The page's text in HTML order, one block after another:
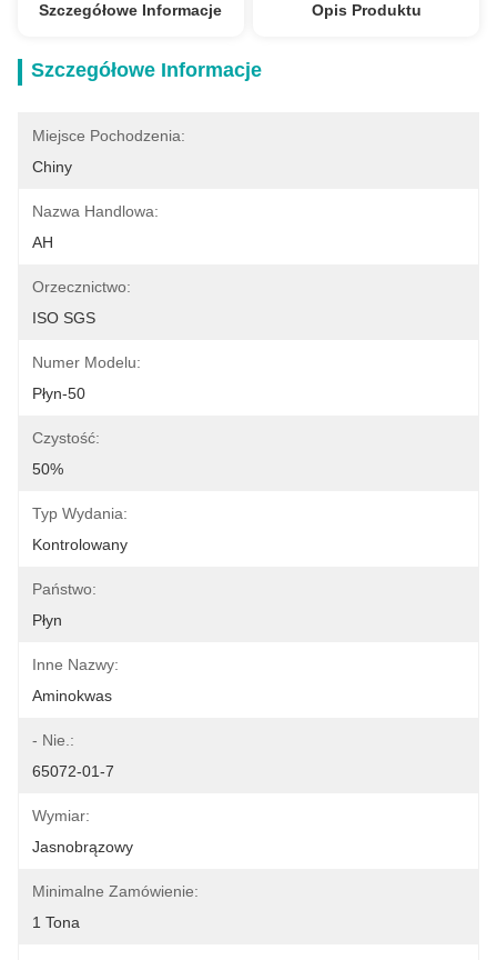
Szczegółowe Informacje Opis Produktu
Szczegółowe Informacje
Miejsce Pochodzenia:
Chiny
Nazwa Handlowa:
AH
Orzecznictwo:
ISO SGS
Numer Modelu:
Płyn-50
Czystość:
50%
Typ Wydania:
Kontrolowany
Państwo:
Płyn
Inne Nazwy:
Aminokwas
- Nie.:
65072-01-7
Wymiar:
Jasnobrązowy
Minimalne Zamówienie:
1 Tona